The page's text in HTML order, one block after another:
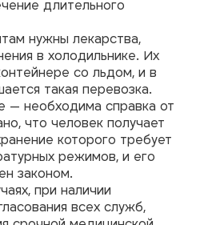
длительного
нужны лекарства,
в холодильнике. Их
со льдом, и в
такая перевозка.
— необходима справка от
что человек получает
которого требует
режимов, и его
законом.
при наличии
всех служб,